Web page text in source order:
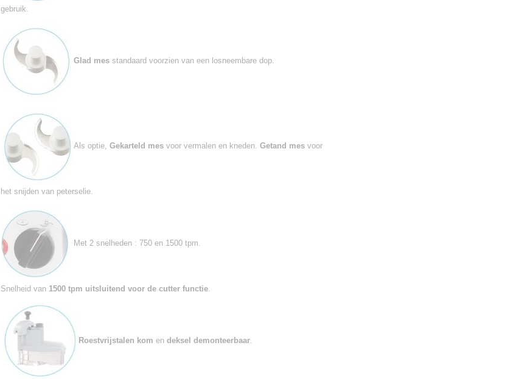
gebruik.
Glad mes standaard voorzien van een losneembare dop.
Als optie, Gekarteld mes voor vermalen en kneden. Getand mes voor
het snijden van peterselie.
Met 2 snelheden : 750 en 1500 tpm.
Snelheid van 1500 tpm uitsluitend voor de cutter functie
Roestvrijstalen kom en deksel demonteerbaar